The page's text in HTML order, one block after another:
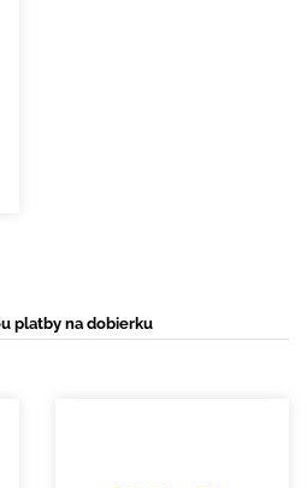
platby na dobierku